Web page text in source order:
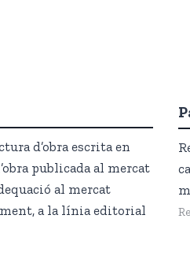
d’obra escrita en
publicada al mercat
al mercat
a la línia editorial